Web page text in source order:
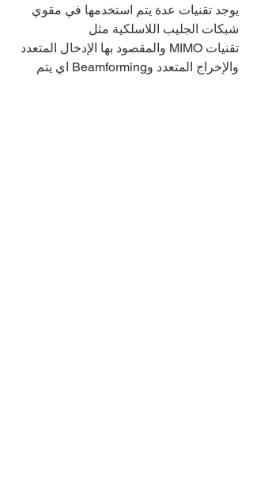
يوجد تقنيات عدة يتم استخدمها في مقوي
شبكات الجليب اللاسلكية مثل
تقنيات MIMO والمقصود بها الإدخال المتعدد
والإخراج المتعدد وBeamforming اي يتم